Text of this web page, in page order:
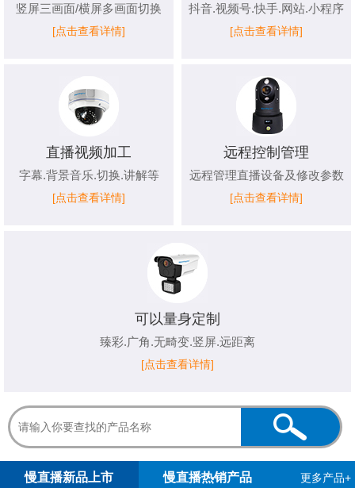
竖屏三画面/横屏多画面切换
[点击查看详情]
抖音.视频号.快手.网站.小程序
[点击查看详情]
直播视频加工
字幕.背景音乐.切换.讲解等
[点击查看详情]
远程控制管理
远程管理直播设备及修改参数
[点击查看详情]
可以量身定制
臻彩.广角.无畸变.竖屏.远距离
[点击查看详情]
慢直播新品上市 慢直播热销产品 更多产品+